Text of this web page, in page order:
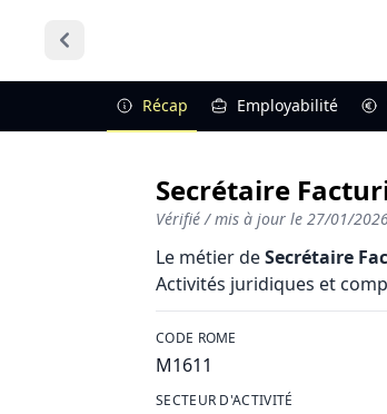
Récap Employabilité
Secrétaire
Vérifié / mis à jour le 27/01/
Le métier deSecrétaire
Activités juridiques et
CODE ROME
M1611
SECTEUR D'ACTIVITÉ